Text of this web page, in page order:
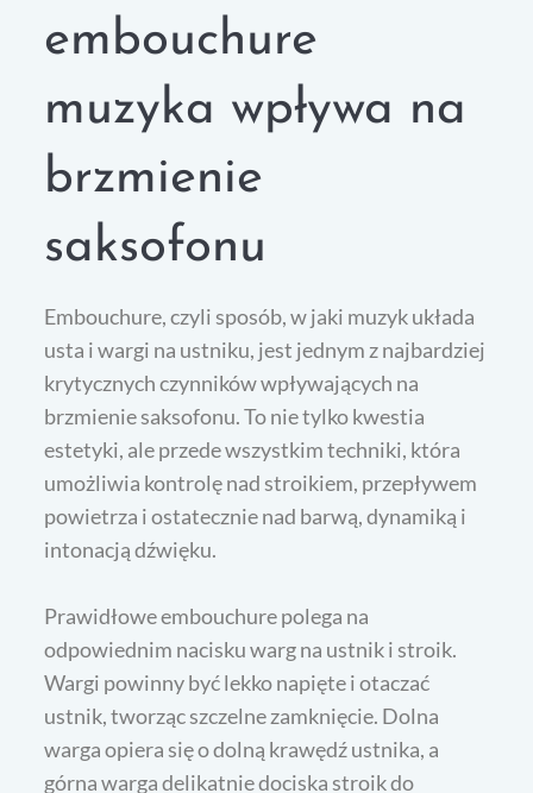
embouchure
muzyka wpływa na
brzmienie
saksofonu
Embouchure, czyli sposób, w jaki muzyk układa
usta i wargi na ustniku, jest jednym z najbardziej
krytycznych czynników wpływających na
brzmienie saksofonu. To nie tylko kwestia
estetyki, ale przede wszystkim techniki, która
umożliwia kontrolę nad stroikiem, przepływem
powietrza i ostatecznie nad barwą, dynamiką i
intonacją dźwięku.
Prawidłowe embouchure polega na
odpowiednim nacisku warg na ustnik i stroik.
Wargi powinny być lekko napięte i otaczać
ustnik, tworząc szczelne zamknięcie. Dolna
warga opiera się o dolną krawędź ustnika, a
górna warga delikatnie dociska stroik do